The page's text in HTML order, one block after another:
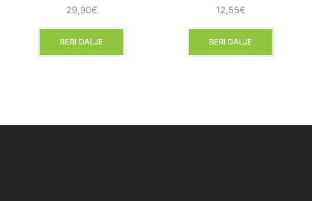
29,90€
BERI DALJE
12,55€
BERI DALJE